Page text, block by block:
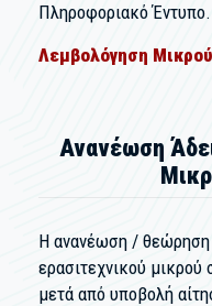
Πληροφοριακό Έντυπο.
Λεμβολόγηση
Ανανέωση
Η ανανέωση /
ερασιτεχνικού μικρού
μετά από υποβολή